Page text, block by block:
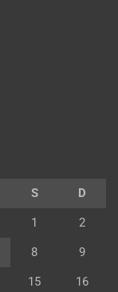
S D
1 2
8 9
15 16